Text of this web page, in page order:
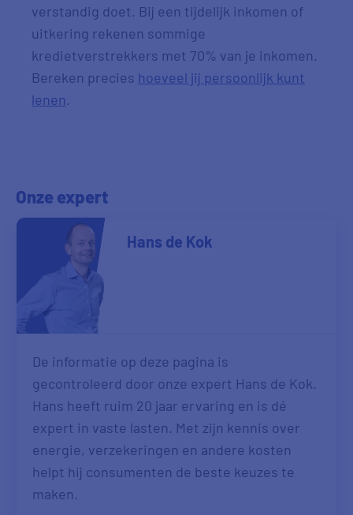
verstandig doet. Bij een tijdelijk inkomen of
uitkering rekenen sommige
kredietverstrekkers met 70% van je inkomen.
Bereken precies hoeveel jij persoonlijk kunt
lenen.
Onze expert
Hans de Kok
De informatie op deze pagina is
gecontroleerd door onze expert Hans de Kok.
Hans heeft ruim 20 jaar ervaring en is dé
expert in vaste lasten. Met zijn kennis over
energie, verzekeringen en andere kosten
helpt hij consumenten de beste keuzes te
maken.